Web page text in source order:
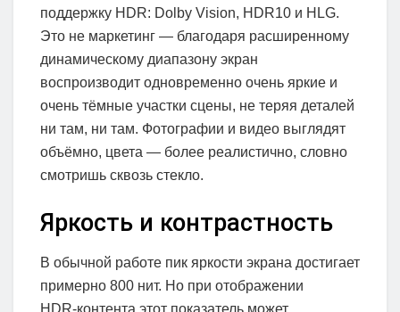
поддержку HDR: Dolby Vision, HDR10 и HLG.
Это не маркетинг — благодаря расширенному
динамическому диапазону экран
воспроизводит одновременно очень яркие и
очень тёмные участки сцены, не теряя деталей
ни там, ни там. Фотографии и видео выглядят
объёмно, цвета — более реалистично, словно
смотришь сквозь стекло.
Яркость и контрастность
В обычной работе пик яркости экрана достигает
примерно 800 нит. Но при отображении
HDR‑контента этот показатель может